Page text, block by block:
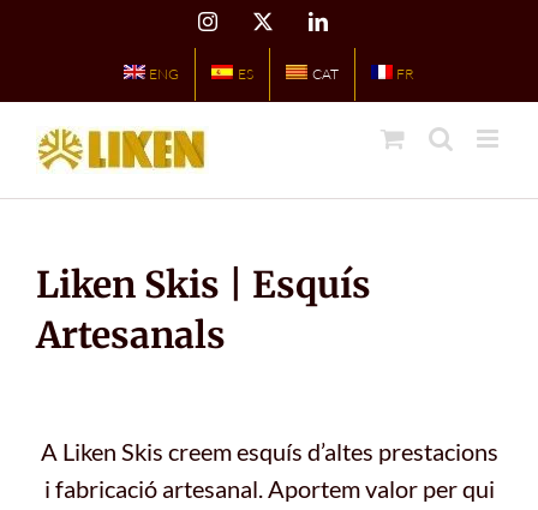
Instagram LinkedIn
ENG ES CAT FR
Liken Skis | Esquís
Artesanals
A Liken Skis creem esquís d’altes prestacions
i fabricació artesanal. Aportem valor per qui